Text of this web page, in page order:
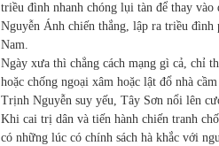
triều đình nhanh chóng lụi tàn để thay
Nguyễn Ánh chiến thắng, lập ra triều
Nam.
Ngày xưa thì chẳng cách mạng gì cả, chỉ
hoặc chống ngoại xâm hoặc lật đổ nhà
Trịnh Nguyễn suy yếu, Tây Sơn nổi lên
Khi cai trị dân và tiến hành chiến tranh
có những lúc có chính sách hà khắc với